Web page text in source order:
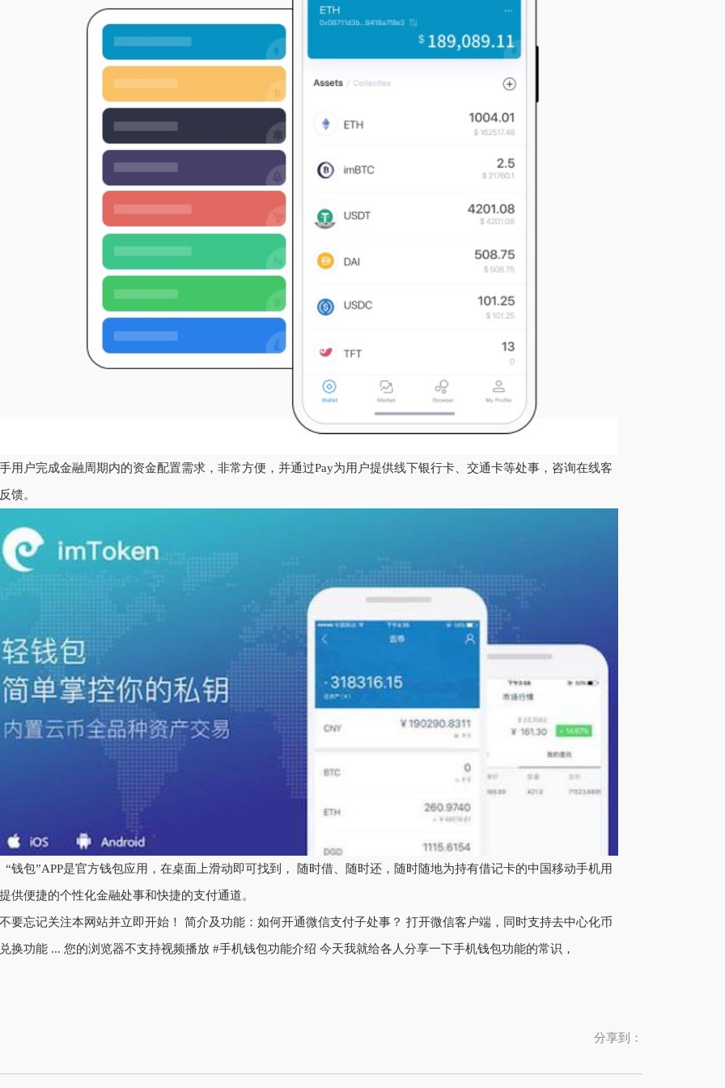
用户完成金融周期内的资金配置需求，非常方便，并通过Pay为用户提供线下银行卡、交通卡等处事，咨询在线客
馈。
“钱包”APP是官方钱包应用，在桌面上滑动即可找到， 随时借、随时还，随时随地为持有借记卡的中国移动手机用
供便捷的个性化金融处事和快捷的支付通道。
要忘记关注本网站并立即开始！ 简介及功能：如何开通微信支付子处事？ 打开微信客户端，同时支持去中心化币
换功能 ... 您的浏览器不支持视频播放 #手机钱包功能介绍 今天我就给各人分享一下手机钱包功能的常识，
分享到：